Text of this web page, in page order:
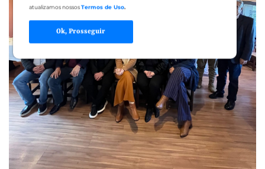
atualizamos nossosTermos de Uso.
Ok, Prosseguir